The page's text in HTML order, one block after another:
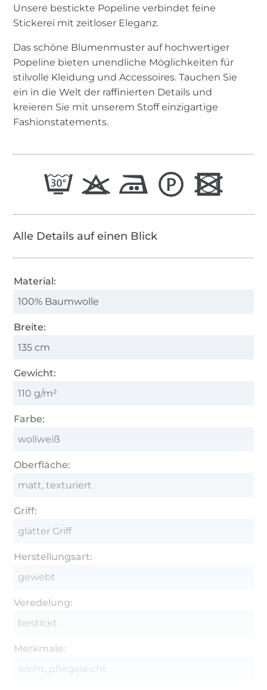
Unsere bestickte Popeline verbindet feine
Stickerei mit zeitloser Eleganz.
Das schöne Blumenmuster auf hochwertiger
Popeline bieten unendliche Möglichkeiten für
stilvolle Kleidung und Accessoires. Tauchen Sie
ein in die Welt der raffinierten Details und
kreieren Sie mit unserem Stoff einzigartige
Fashionstatements.
Alle Details auf einen Blick
Material:
100% Baumwolle
Breite:
135 cm
Gewicht:
110 g/m²
Farbe:
wollweiß
Oberfläche:
matt, texturiert
Griff:
glatter Griff
Herstellungsart:
gewebt
Veredelung:
bestickt
Merkmale:
leicht, pflegeleicht